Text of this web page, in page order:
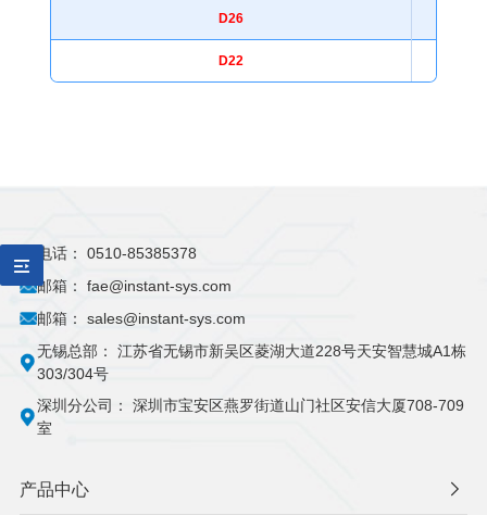
D26
D22
电话： 0510-85385378
邮箱：
fae@instant-sys.com
邮箱：
sales@instant-sys.com
无锡总部：
江苏省无锡市新吴区菱湖大道228号天安智慧城A1栋
303/304号
深圳分公司：
深圳市宝安区燕罗街道山门社区安信大厦708-709
室
产品中心